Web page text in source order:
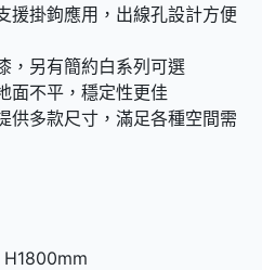
援掛鉤應用，出線孔設計方便
，另有簡約白系列可選
面不平，穩定性更佳
供多款尺寸，滿足各種空間需
H1800mm